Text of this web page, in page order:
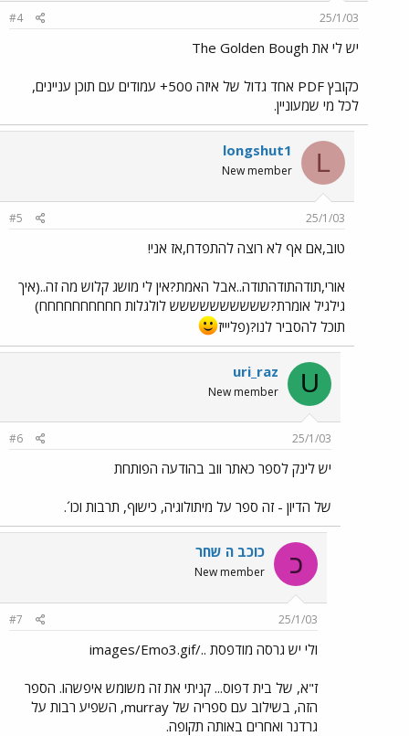
25/1/03
#4
יש לי את The Golden Bough
כקובץ PDF אחד גדול של איזה 500+ עמודים עם תוכן עניינים,
לכל מי שמעוניין.
L
longshut1
New member
25/1/03
#5
טוב,אם אף לא רוצה להתפדח,אז אני!
אורי,תודהתודהתודה..אבל האמת?אין לי מושג קלוש מה זה..(איך
גילגיל אומרת?שששששששששש לולגלות חחחחחחחחחח)
תוכל להסביר לנו?(פליייז
U
uri_raz
New member
25/1/03
#6
יש לינק לספר כאתר ווב בהודעה הפותחת
של הדיון - זה ספר על מיתולוגיה, כישוף, תרבות וכו´.
כ כוכב ה שחר
New member
25/1/03
#7
ולי יש גרסה מודפסת ../images/Emo3.gif
ז"א, של בית דפוס... קניתי את זה משומש איפשהו. הספר
הזה, בשילוב עם ספריה של murray, השפיע רבות על
גרדנר ואחרים באותה תקופה.